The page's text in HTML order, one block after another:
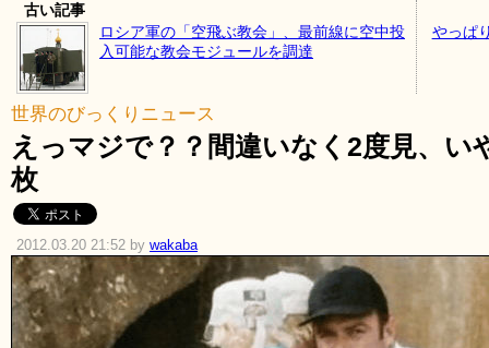
古い記事
ロシア軍の「空飛ぶ教会」、最前線に空中投
入可能な教会モジュールを調達
やっぱ
世界のびっくりニュース
えっマジで？？間違いなく2度見、い
枚
2012.03.20 21:52 by wakaba